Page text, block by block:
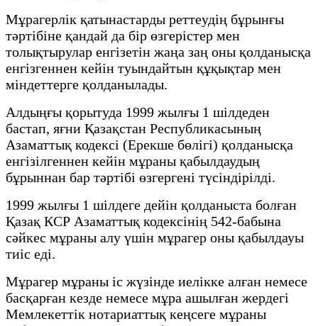
Мұрагерлік қатынастарды реттеудің бұрынғы
тәртібіне қандай да бір өзгерістер мен
толықтырулар енгізетін жаңа заң оны қолданысқа
енгізгеннен кейін туындайтын құқықтар мен
міндеттерге қолданылады.
Алдыңғы қорытуда 1999 жылғы 1 шілдеден
бастап, яғни Қазақстан Республикасының
Азаматтық кодексі (Ерекше бөлігі) қолданысқа
енгізілгеннен кейін мұраны қабылдаудың
бұрыннан бар тәртібі өзгергені түсіндірілді.
1999 жылғы 1 шілдеге дейін қолданыста болған
Қазақ КСР Азаматтық кодексінің 542-бабына
сәйкес мұраны алу үшін мұрагер оны қабылдауы
тиіс еді.
Мұрагер мұраны іс жүзінде иелікке алған немесе
басқарған кезде немесе мұра ашылған жердегі
Мемлекеттік нотариаттық кеңсеге мұраны